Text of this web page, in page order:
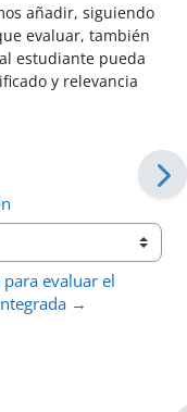
añadir, siguiendo
evaluar, también
estudiante pueda
y relevancia
evaluar el
→